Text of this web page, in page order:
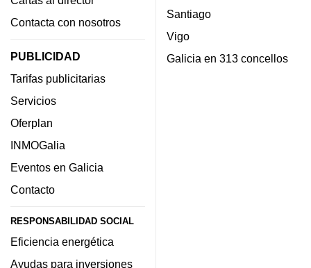
Contacta con nosotros
PUBLICIDAD
Tarifas publicitarias
Servicios
Oferplan
INMOGalia
Eventos en Galicia
Contacto
RESPONSABILIDAD SOCIAL
Eficiencia energética
Ayudas para inversiones
Santiago
Vigo
Galicia en 313 concellos